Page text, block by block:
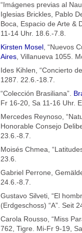
“Imágenes previas al
Iglesias Brickles, Pablo
Boca, Espacio de Arte &
11-14 Uhr. 18.6.-7.8.
Kirsten Mosel, “Nuevos
Aires, Villanueva 1055.
Ides Kihlen, “Concierto
1287. 22.6.-18.7.
“Colección Brasiliana”.
Fr 16-20, Sa 11-16 Uhr.
Mercedes Reynoso,
Honorable Consejo
23.6.-8.7.
Moisés Chmea,
23.6.
Gabriel Perrone,
24.6.-8.7.
Gustavo Silveti, “El
(Erdgeschoss) “A”. Seit
Carola Rousso, “Miss
762, Tigre. Mi-Fr 9-19,